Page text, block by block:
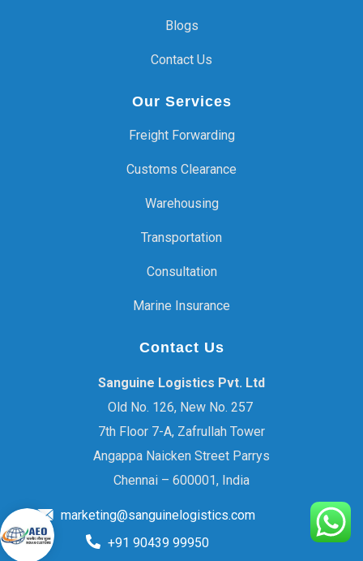
Blogs
Contact Us
Our Services
Freight Forwarding
Customs Clearance
Warehousing
Transportation
Consultation
Marine Insurance
Contact Us
Sanguine Logistics Pvt. Ltd
Old No. 126, New No. 257
7th Floor 7-A, Zafrullah Tower
Angappa Naicken Street Parrys
Chennai – 600001, India
marketing@sanguinelogistics.com
+91 90439 99950